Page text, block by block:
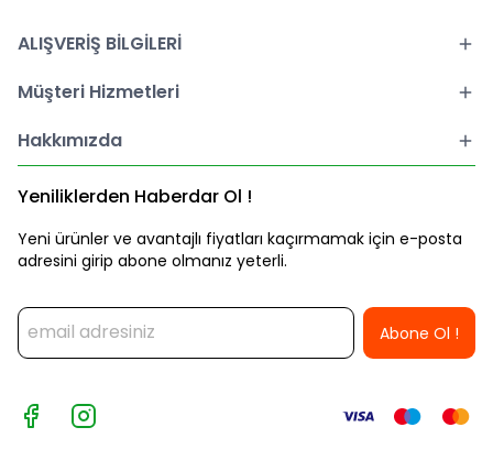
ALIŞVERİŞ BİLGİLERİ
Müşteri Hizmetleri
Hakkımızda
Yeniliklerden Haberdar Ol !
Yeni ürünler ve avantajlı fiyatları kaçırmamak için e-posta
adresini girip abone olmanız yeterli.
Abone Ol !